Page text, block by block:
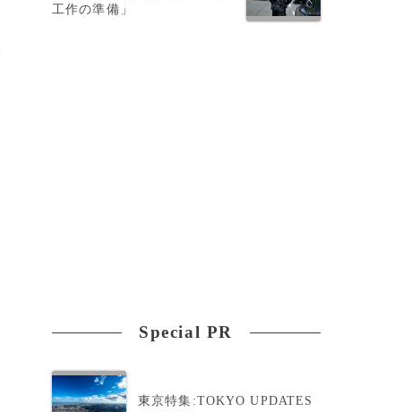
工作の準備」
Special PR
東京特集:TOKYO UPDATES